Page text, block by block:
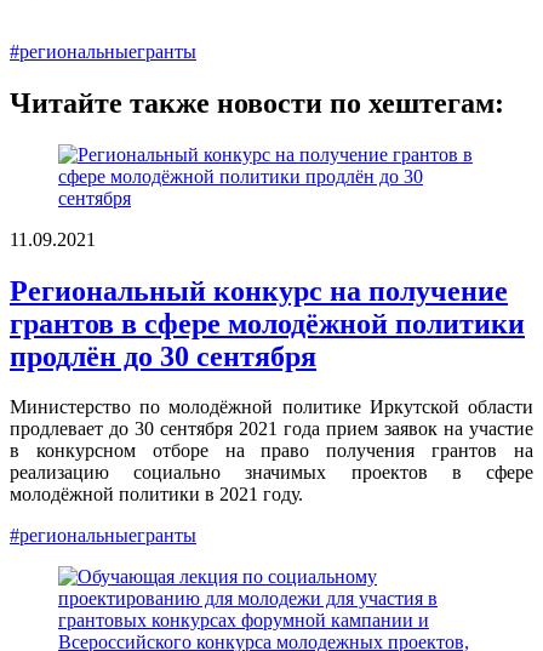
#региональныегранты
Читайте также новости по хештегам:
11.09.2021
Региональный конкурс на получение
грантов в сфере молодёжной политики
продлён до 30 сентября
Министерство по молодёжной политике Иркутской области
продлевает до 30 сентября 2021 года прием заявок на участие
в конкурсном отборе на право получения грантов на
реализацию социально значимых проектов в сфере
молодёжной политики в 2021 году.
#региональныегранты